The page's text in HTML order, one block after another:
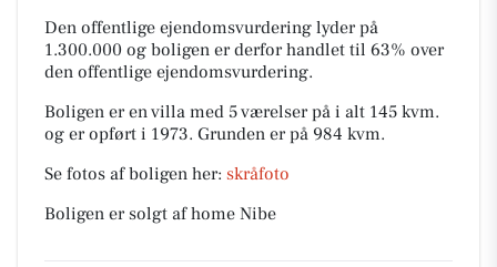
Den offentlige ejendomsvurdering lyder på
1.300.000 og boligen er derfor handlet til 63% over
den offentlige ejendomsvurdering.
Boligen er en villa med 5 værelser på i alt 145 kvm.
og er opført i 1973. Grunden er på 984 kvm.
Se fotos af boligen her: skråfoto
Boligen er solgt af home Nibe